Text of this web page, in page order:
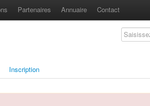
Partenaires Annuaire Contact
Inscription